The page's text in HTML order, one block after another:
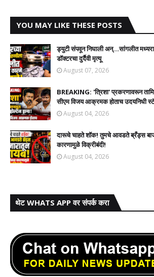
YOU MAY LIKE THESE POSTS
ड्युटी संपवून निघाली अन्...सांगलीत
डॉक्टरचा दुर्दैवी मृत्यू
August 07, 2026
BREAKING: 'त्रिशा' प्रकरणावरून
सीएम विजय आक्रमक होताच उदयनिधी
August 04, 2026
दारूचे चाहते शॉक! तुमचे आवडते ब्रँड्स
कारणामुळे विक्रीबंदी!
August 04, 2026
थेट WHATS APP वर संपर्क करा